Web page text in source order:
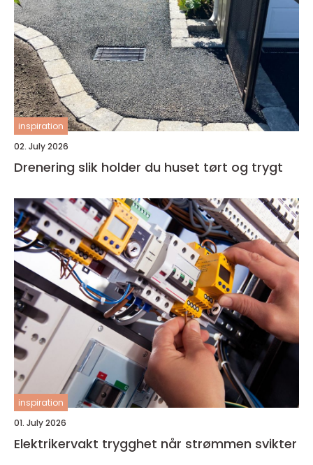
inspiration
02. July 2026
Drenering slik holder du huset tørt og trygt
inspiration
01. July 2026
Elektrikervakt trygghet når strømmen svikter